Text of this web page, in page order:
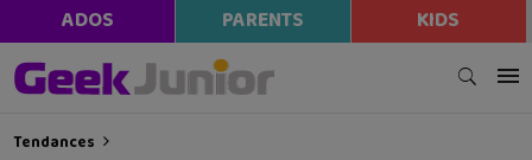
ADOS PARENTS KIDS
Tendances